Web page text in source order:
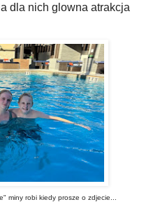
dla nich glowna atrakcja
miny robi kiedy prosze o zdjecie...